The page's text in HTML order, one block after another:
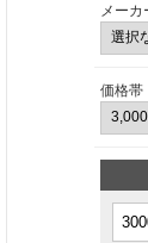
メーカ
価格帯